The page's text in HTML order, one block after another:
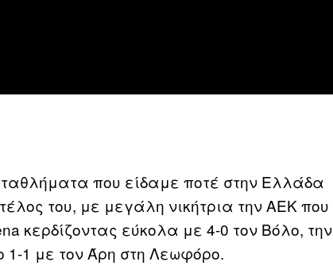
που είδαμε ποτέ στην Ελλάδα
του, με μεγάλη νικήτρια την ΑΕΚ που
κερδίζοντας εύκολα με 4-0 τον Βόλο, την
1 με τον Άρη στη Λεωφόρο.